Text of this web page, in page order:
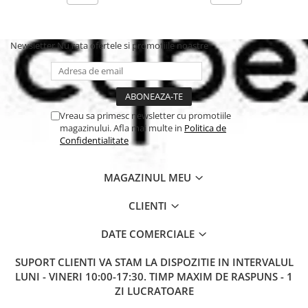
NewsletterNu rata ofertele si promotiile noastre
Vreau sa primesc newsletter cu promotiile
magazinului. Afla mai multe in Politica de
Confidentialitate
MAGAZINUL MEU
CLIENTI
DATE COMERCIALE
SUPORT CLIENTI VA STAM LA DISPOZITIE IN INTERVALUL
LUNI - VINERI 10:00-17:30. TIMP MAXIM DE RASPUNS - 1
ZI LUCRATOARE